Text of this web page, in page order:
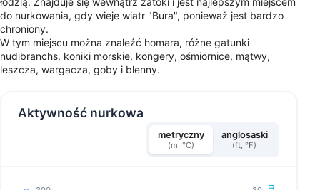
do nurkowania, gdy wieje wiatr "Bura", ponieważ jest bardzo
chroniony.
W tym miejscu można znaleźć homara, różne gatunki
nudibranchs, koniki morskie, kongery, ośmiornice, mątwy,
leszcza, wargacza, goby i blenny.
Aktywność nurkowa
metryczny
(m, °C)
anglosaski
(ft, °F)